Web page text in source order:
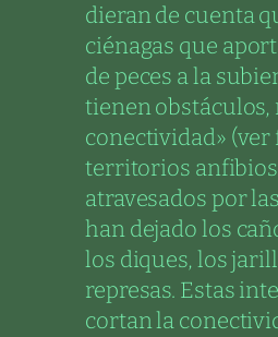
dieran de cuenta
ciénagas que
de peces a la
tienen obstáculos,
conectividad» (ver
territorios
atravesados por
han dejado los
los diques, los
represas. Estas
cortan la